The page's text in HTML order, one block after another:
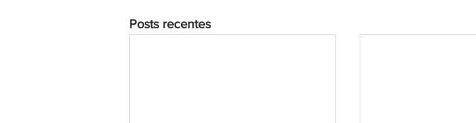
Posts recentes